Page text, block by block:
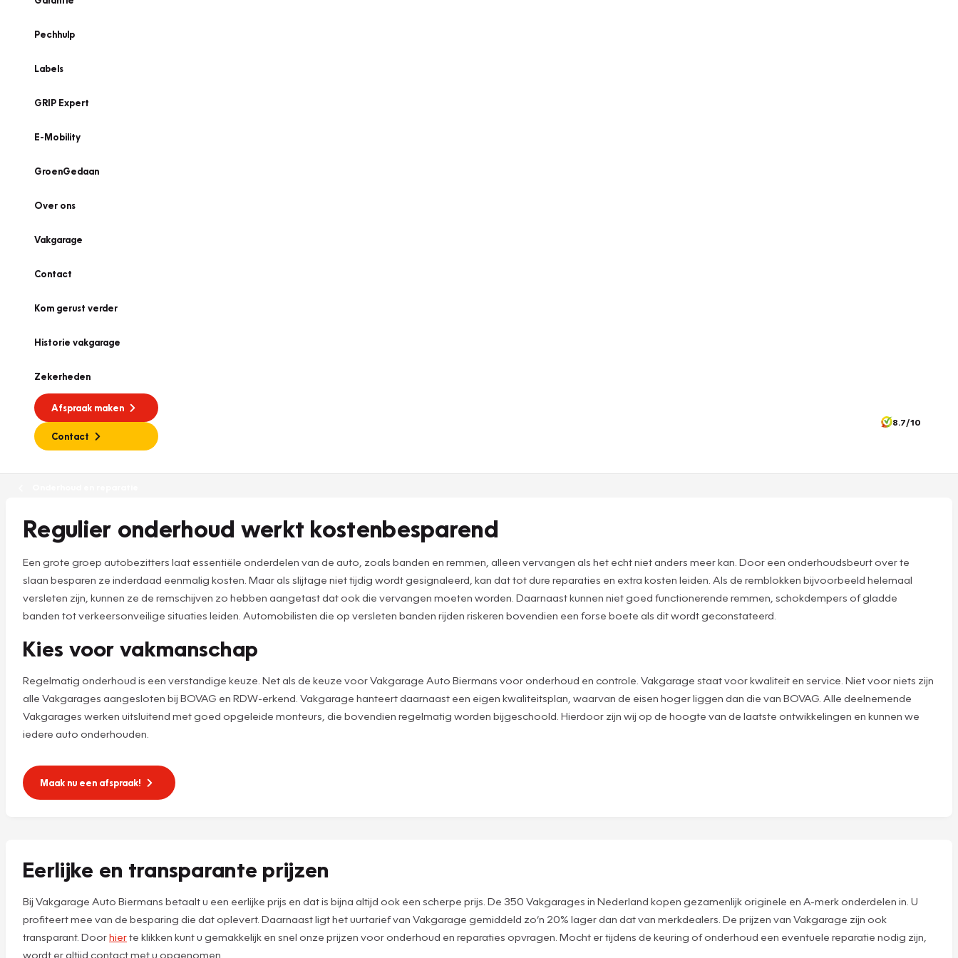
Pechhulp
Labels
GRIP Expert
E-Mobility
GroenGedaan
Over ons
Vakgarage
Contact
Kom gerust verder
Historie vakgarage
Zekerheden
Afspraak maken
Contact
8.7/10
Regulier onderhoud werkt kostenbesparend
Een grote groep autobezitters laat essentiële onderdelen van de auto, zoals banden en remmen, alleen vervangen als het echt niet anders meer kan. Door een onderhoudsbeurt over te
slaan besparen ze inderdaad eenmalig kosten. Maar als slijtage niet tijdig wordt gesignaleerd, kan dat tot dure reparaties en extra kosten leiden. Als de remblokken bijvoorbeeld helemaal
versleten zijn, kunnen ze de remschijven zo hebben aangetast dat ook die vervangen moeten worden. Daarnaast kunnen niet goed functionerende remmen, schokdempers of gladde
banden tot verkeersonveilige situaties leiden. Automobilisten die op versleten banden rijden riskeren bovendien een forse boete als dit wordt geconstateerd.
Kies voor vakmanschap
Regelmatig onderhoud is een verstandige keuze. Net als de keuze voor Vakgarage Auto Biermans voor onderhoud en controle. Vakgarage staat voor kwaliteit en service. Niet voor niets zijn
alle Vakgarages aangesloten bij BOVAG en RDW-erkend. Vakgarage hanteert daarnaast een eigen kwaliteitsplan, waarvan de eisen hoger liggen dan die van BOVAG. Alle deelnemende
Vakgarages werken uitsluitend met goed opgeleide monteurs, die bovendien regelmatig worden bijgeschoold. Hierdoor zijn wij op de hoogte van de laatste ontwikkelingen en kunnen we
iedere auto onderhouden.
Maak nu een afspraak!
Eerlijke en transparante prijzen
Bij Vakgarage Auto Biermans betaalt u een eerlijke prijs en dat is bijna altijd ook een scherpe prijs. De 350 Vakgarages in Nederland kopen gezamenlijk originele en A-merk onderdelen in. U
profiteert mee van de besparing die dat oplevert. Daarnaast ligt het uurtarief van Vakgarage gemiddeld zo’n 20% lager dan dat van merkdealers. De prijzen van Vakgarage zijn ook
transparant. Doorhierte klikken kunt u gemakkelijk en snel onze prijzen voor onderhoud en reparaties opvragen. Mocht er tijdens de keuring of onderhoud een eventuele reparatie nodig zijn,
wordt er altijd contact met u opgenomen.